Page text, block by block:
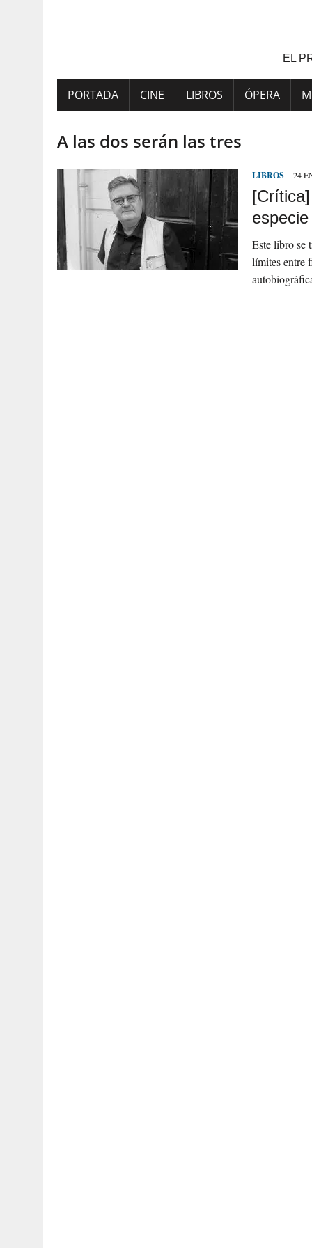
EL
PORTADA CINE LIBROS ÓPERA
A las dos serán las tres
LIBROS 24
Este libro se
límites entre